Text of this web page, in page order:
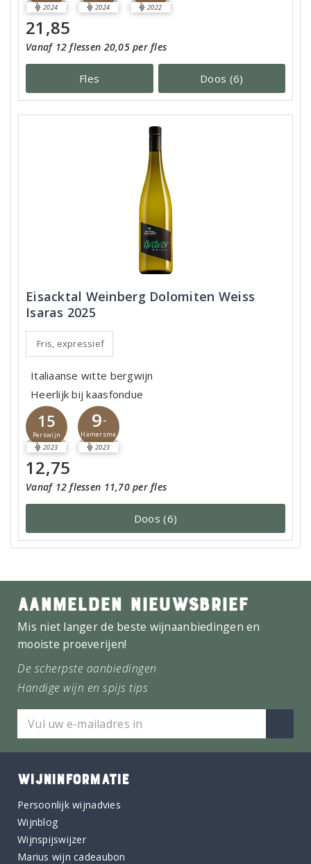
2024 2024 2022
21,85
Vanaf 12 flessen 20,05 per fles
Fles Doos (6)
Eisacktal Weinberg Dolomiten Weiss
Isaras 2025
Fris, expressief
Italiaanse witte bergwijn
Heerlijk bij kaasfondue
15
Perswijn
2023
9-
Hamersma
2023
12,75
Vanaf 12 flessen 11,70 per fles
Doos (6)
AANMELDEN NIEUWSBRIEF
Mis niet langer de beste wijnaanbiedingen en
mooiste proeverijen!
De scherpste aanbiedingen
Handige wijn en spijs tips
WIJNINFORMATIE
Persoonlijk wijnadvies
Wijnblog
Wijnspijswijzer
Marius wijn cadeaubon